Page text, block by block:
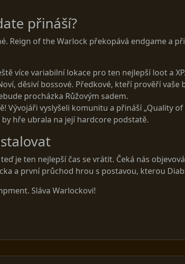
přináší?
Reign of the Warlock překopává endgame a
více variabilní lokace pro ten nejlepší loot a XP.
děsiví bossové. Předkové, kteří prověří vaše
procházka Růžovým sadem.
Vývojáři vyslyšeli komunitu a přináší „Quality
hře ubrala na její hardcore podstatě.
je ten nejlepší čas se vrátit. Čeká nás
a první průchod hrou s postavou, kterou
Sláva Warlockovi!